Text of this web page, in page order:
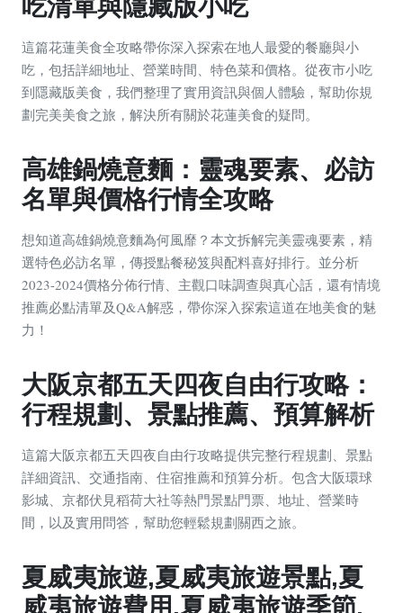
吃清單與隱藏版小吃
這篇花蓮美食全攻略帶你深入探索在地人最愛的餐廳與小
吃，包括詳細地址、營業時間、特色菜和價格。從夜市小吃
到隱藏版美食，我們整理了實用資訊與個人體驗，幫助你規
劃完美美食之旅，解決所有關於花蓮美食的疑問。
高雄鍋燒意麵：靈魂要素、必訪
名單與價格行情全攻略
想知道高雄鍋燒意麵為何風靡？本文拆解完美靈魂要素，精
選特色必訪名單，傳授點餐秘笈與配料喜好排行。並分析
2023-2024價格分佈行情、主觀口味調查與真心話，還有情境
推薦必點清單及Q&A解惑，帶你深入探索這道在地美食的魅
力！
大阪京都五天四夜自由行攻略：
行程規劃、景點推薦、預算解析
這篇大阪京都五天四夜自由行攻略提供完整行程規劃、景點
詳細資訊、交通指南、住宿推薦和預算分析。包含大阪環球
影城、京都伏見稻荷大社等熱門景點門票、地址、營業時
間，以及實用問答，幫助您輕鬆規劃關西之旅。
夏威夷旅遊,夏威夷旅遊景點,夏
威夷旅遊費用,夏威夷旅遊季節,